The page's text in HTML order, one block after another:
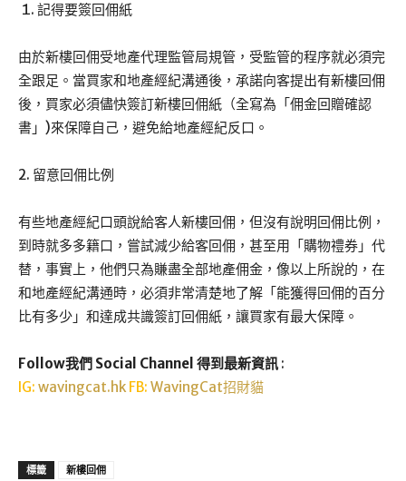
記得要簽回佣紙
由於新樓回佣受地產代理監管局規管，受監管的程序就必須完
全跟足。當買家和地產經紀溝通後，承諾向客提出有新樓回佣
後，買家必須儘快簽訂新樓回佣紙（全寫為「佣金回贈確認
書」)來保障自己，避免給地產經紀反口。
2. 留意回佣比例
有些地產經紀口頭說給客人新樓回佣，但沒有說明回佣比例，
到時就多多籍口，嘗試減少給客回佣，甚至用「購物禮券」代
替，事實上，他們只為賺盡全部地產佣金，像以上所說的，在
和地產經紀溝通時，必須非常清楚地了解「能獲得回佣的百分
比有多少」和達成共識簽訂回佣紙，讓買家有最大保障。
Follow我們 Social Channel 得到最新資訊 :
IG: wavingcat.hk FB: WavingCat招財貓
標籤 新樓回佣